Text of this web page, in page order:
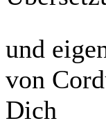
und
von
Dich